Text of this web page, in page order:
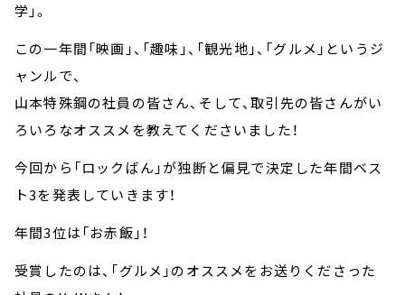
学」。
この一年間「映画」、「趣味」、「観光地」、「グルメ」というジ
ャンルで、
山本特殊鋼の社員の皆さん、そして、取引先の皆さんがい
ろいろなオススメを教えてくださいました！
今回から「ロックばん」が独断と偏見で決定した年間ベス
ト3を発表していきます！
年間3位は「お赤飯」！
受賞したのは、「グルメ」のオススメをお送りくださった